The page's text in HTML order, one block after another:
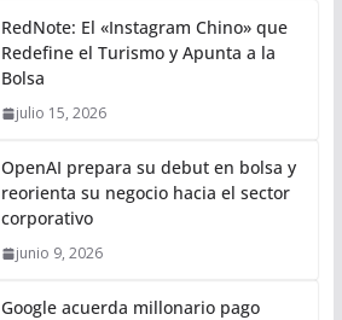
RedNote: El «Instagram Chino» que
Redefine el Turismo y Apunta a la
Bolsa
julio 15, 2026
OpenAI prepara su debut en bolsa y
reorienta su negocio hacia el sector
corporativo
junio 9, 2026
Google acuerda millonario pago